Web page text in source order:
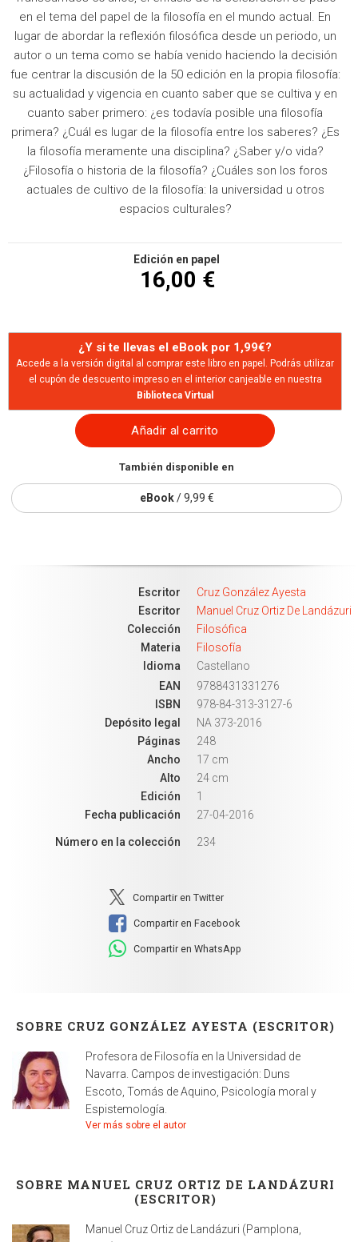
en el tema del papel de la filosofía en el mundo actual. En
lugar de abordar la reflexión filosófica desde un periodo, un
autor o un tema como se había venido haciendo la decisión
fue centrar la discusión de la 50 edición en la propia filosofía:
su actualidad y vigencia en cuanto saber que se cultiva y en
cuanto saber primero: ¿es todavía posible una filosofía
primera? ¿Cuál es lugar de la filosofía entre los saberes? ¿Es
la filosofía meramente una disciplina? ¿Saber y/o vida?
¿Filosofía o historia de la filosofía? ¿Cuáles son los foros
actuales de cultivo de la filosofía: la universidad u otros
espacios culturales?
Edición en papel
16,00 €
¿Y si te llevas el eBook por 1,99€?
Accede a la versión digital al comprar este libro en papel. Podrás utilizar
el cupón de descuento impreso en el interior canjeable en nuestra
Biblioteca Virtual
Añadir al carrito
También disponible en
eBook/ 9,99 €
Escritor
Cruz González Ayesta
Escritor
Manuel Cruz Ortiz De Landázuri
Colección
Filosófica
Materia
Filosofía
Idioma
Castellano
EAN
9788431331276
ISBN
978-84-313-3127-6
Depósito legal
NA 373-2016
Páginas
248
Ancho
17 cm
Alto
24 cm
Edición
1
Fecha publicación
27-04-2016
Número en la colección 234
Compartir en Twitter
Compartir en Facebook
Compartir en WhatsApp
SOBRE CRUZ GONZÁLEZ AYESTA (ESCRITOR)
Profesora de Filosofía en la Universidad de
Navarra. Campos de investigación: Duns
Escoto, Tomás de Aquino, Psicología moral y
Espistemología.
Ver más sobre el autor
SOBRE MANUEL CRUZ ORTIZ DE LANDÁZURI
(ESCRITOR)
Manuel Cruz Ortiz de Landázuri (Pamplona,